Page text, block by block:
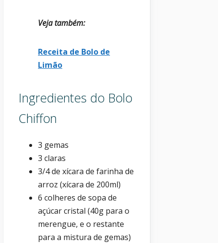
Veja também:
Receita de Bolo de
Limão
Ingredientes do Bolo
Chiffon
3 gemas
3 claras
3/4 de xícara de farinha de
arroz (xícara de 200ml)
6 colheres de sopa de
açúcar cristal (40g para o
merengue, e o restante
para a mistura de gemas)